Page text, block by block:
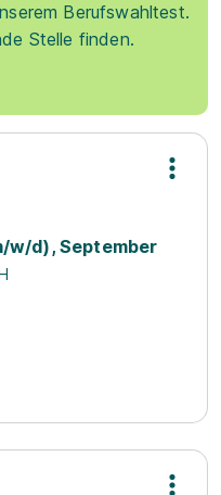
Berufswahltest.
Stelle finden.
w/d), September